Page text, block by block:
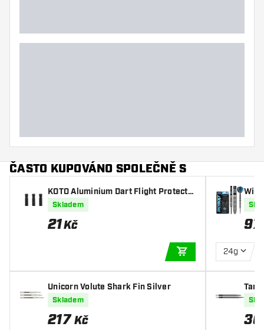
ČASTO KUPOVÁNO SPOLEČNĚ S
KOTO Aluminium Dart Flight Protecto
r Black
Skladem
21Kč
PŘIDAT DO KOŠÍKU
Unicorn Volute Shark Fin Silver
Skladem
217 Kč
vni
24g
ittler